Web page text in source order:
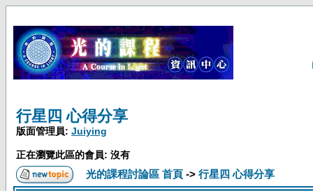
行星四 心得分享
版面管理員: Juiying
正在瀏覽此區的會員: 沒有
光的課程討論區 首頁 -> 行星四 心得分享